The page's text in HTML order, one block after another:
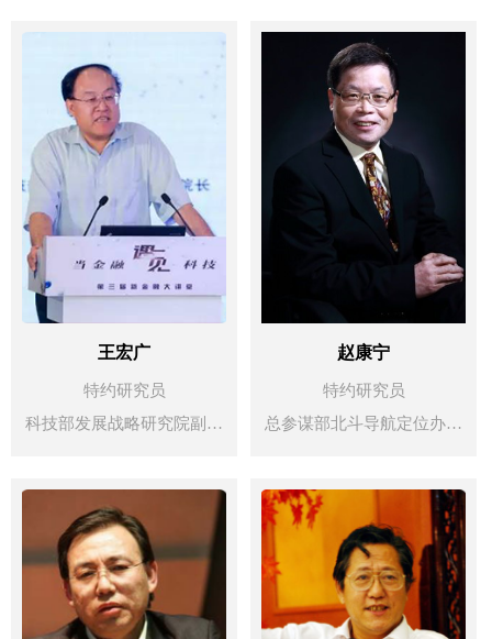
询顾问18+年 主导辅导外
企、国企、民企100 +家 部
分驻厂辅导过的企业： 隆基
绿能、 中国一重、 江钻股
份、 劲牌劲酒 中船重工、
传化智联、 吉利汽车、 雪
津啤酒 富士施乐、 唐山钢
铁、 新浦化学、 西安航天
生益电子、 晶澳科技、 美
克化工、 圣奥家具等…
心研究员，麻省理工运输与
物流中心研究员，中国证券
投资基金业协会专委会委
员，大连商品交易所研究中
心顾问与学术委员，上海证
券交易所资产证券化业务专
家委员等职务。入选国家级
重大人才引进工程，宁波市
特优人才。1995年出国留
学，在2014年全职归国前，
任美国对冲基金Zais Group
全球投资委员会委员、亚太
区总经理、美国印第安纳大
学术行业论文500多篇、
著、译6部。
王宏广
特约研究员
科技部发展战略研究院副院
农业、生物科技和技术预
测，尤其对新经济时代的技
术预测有着系统的研究，预
测在“信息时代”引领发展
后，取而代之的将是以生物
赵康宁
特约研究员
总参谋部北斗导航定位办公
合项目的课题研究和落地服
务，负责北斗信息技术产业
化项目的咨询和孵化。